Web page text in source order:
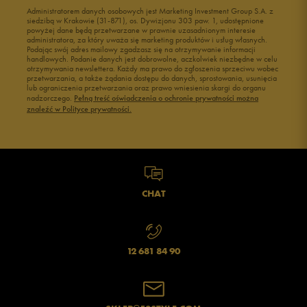
Administratorem danych osobowych jest Marketing Investment Group S.A. z
siedzibą w Krakowie (31-871), os. Dywizjonu 303 paw. 1, udostępnione
powyżej dane będą przetwarzane w prawnie uzasadnionym interesie
administratora, za który uważa się marketing produktów i usług własnych.
Podając swój adres mailowy zgadzasz się na otrzymywanie informacji
handlowych. Podanie danych jest dobrowolne, aczkolwiek niezbędne w celu
otrzymywania newslettera. Każdy ma prawo do zgłoszenia sprzeciwu wobec
przetwarzania, a także żądania dostępu do danych, sprostowania, usunięcia
lub ograniczenia przetwarzania oraz prawo wniesienia skargi do organu
nadzorczego. Pełną treść oświadczenia o ochronie prywatności można
znaleźć w Polityce prywatności.
CHAT
12 681 84 90